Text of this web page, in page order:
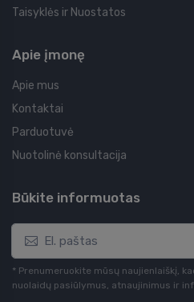
Taisyklės ir Nuostatos
Apie įmonę
Apie mus
Kontaktai
Parduotuvė
Nuotolinė konsultacija
Būkite informuotas
* Prenumeruokite mūsų naujienlaiškį,
nuolaidų pasiūlymus, atnaujinimus ir